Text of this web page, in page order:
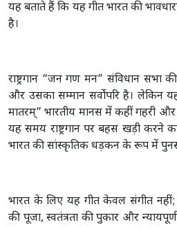
यह बताते हैं कि यह गीत भारत की भावधारा
है।
राष्ट्रगान “जन गण मन” संविधान सभा
और उसका सम्मान सर्वोपरि है। लेकिन
मातरम्” भारतीय मानस में कहीं गहरी
यह समय राष्ट्रगान पर बहस खड़ी करने
भारत की सांस्कृतिक धड़कन के रूप में
भारत के लिए यह गीत केवल संगीत नहीं;
की पूजा, स्वतंत्रता की पुकार और